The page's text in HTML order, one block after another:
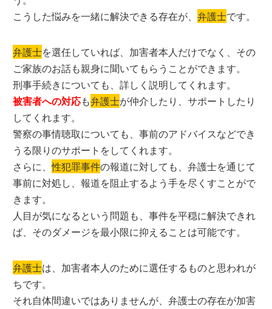
こうした悩みを一緒に解決できる存在が、弁護士です。
弁護士を選任していれば、加害者本人だけでなく、その
ご家族のお話も親身に聞いてもらうことができます。
刑事手続きについても、詳しく説明してくれます。
被害者への対応も弁護士が仲介したり、サポートしたり
してくれます。
警察の事情聴取についても、事前のアドバイスなどでき
うる限りのサポートをしてくれます。
さらに、性犯罪事件の報道に対しても、弁護士を通じて
事前に対処し、報道を阻止するよう手を尽くすことがで
きます。
人目が気になるという問題も、事件を平穏に解決できれ
ば、そのダメージを最小限に抑えることは可能です。
弁護士は、加害者本人のために選任するものと思われが
ちです。
それ自体間違いではありませんが、弁護士の存在が加害